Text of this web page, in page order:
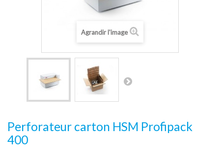
Agrandir l'image
Perforateur carton HSM Profipack
400